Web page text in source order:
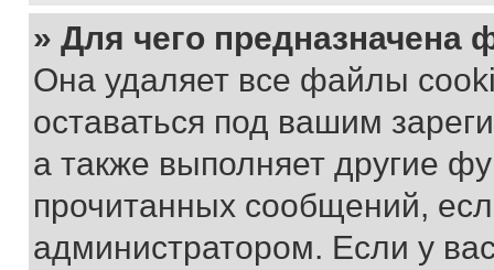
» Для чего предназначена
Она удаляет все файлы
оставаться под вашим
а также выполняет другие
прочитанных сообщений,
администратором. Если у